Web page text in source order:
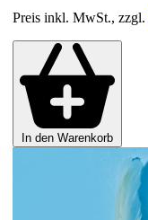
Preis inkl. MwSt., zzgl.
In den Warenkorb